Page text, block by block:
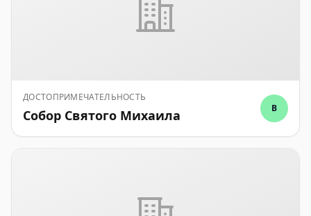
ДОСТОПРИМЕЧАТЕЛЬНОСТЬ
Собор Святого Михаила B